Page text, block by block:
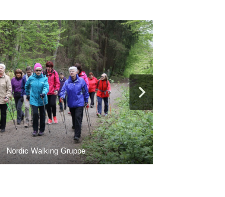
Nordic Walking Gruppe